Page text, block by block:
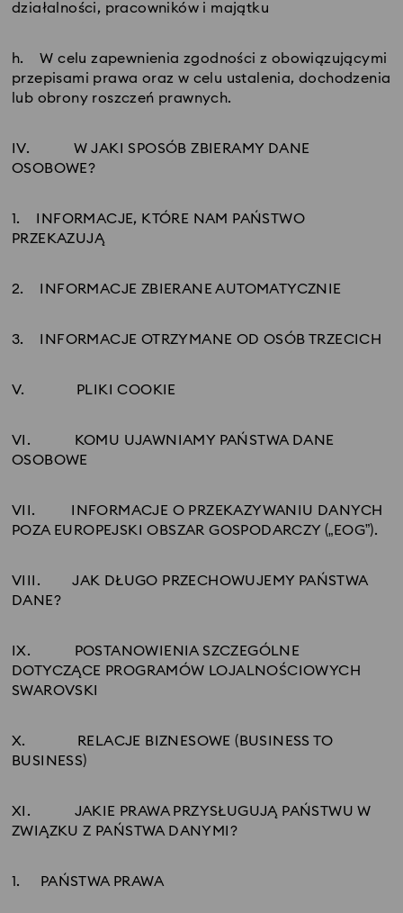
działalności, pracowników i majątku
h. W celu zapewnienia zgodności z obowiązującymi
przepisami prawa oraz w celu ustalenia, dochodzenia
lub obrony roszczeń prawnych.
IV. W JAKI SPOSÓB ZBIERAMY DANE
OSOBOWE?
1. INFORMACJE, KTÓRE NAM PAŃSTWO
PRZEKAZUJĄ
2. INFORMACJE ZBIERANE AUTOMATYCZNIE
3. INFORMACJE OTRZYMANE OD OSÓB TRZECICH
V. PLIKI COOKIE
VI. KOMU UJAWNIAMY PAŃSTWA DANE
OSOBOWE
VII.
INFORMACJE O PRZEKAZYWANIU DANYCH
POZA EUROPEJSKI OBSZAR GOSPODARCZY („EOG”).
VIII. JAK DŁUGO PRZECHOWUJEMY PAŃSTWA
DANE?
IX. POSTANOWIENIA SZCZEGÓLNE
DOTYCZĄCE PROGRAMÓW LOJALNOŚCIOWYCH
SWAROVSKI
X.
RELACJE BIZNESOWE (BUSINESS TO
BUSINESS)
XI. JAKIE PRAWA PRZYSŁUGUJĄ PAŃSTWU W
ZWIĄZKU Z PAŃSTWA DANYMI?
1. PAŃSTWA PRAWA